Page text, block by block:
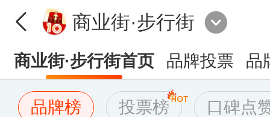
商业街·步行街
商业街·步行街首页 品牌投票 品
品牌榜 投票榜 口碑点